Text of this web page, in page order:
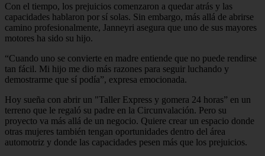
Con el tiempo, los prejuicios comenzaron a quedar atrás y las
capacidades hablaron por sí solas. Sin embargo, más allá de abrirse
camino profesionalmente, Janneyri asegura que uno de sus mayores
motores ha sido su hijo.
“Cuando uno se convierte en madre entiende que no puede rendirse
tan fácil. Mi hijo me dio más razones para seguir luchando y
demostrarme que sí podía”, expresa emocionada.
Hoy sueña con abrir un "Taller Express y gomera 24 horas” en un
terreno que le regaló su padre en la Circunvalación. Pero su
proyecto va más allá de un negocio. Quiere crear un espacio donde
otras mujeres también tengan oportunidades dentro del área
automotriz y donde las capacidades pesen más que los prejuicios.